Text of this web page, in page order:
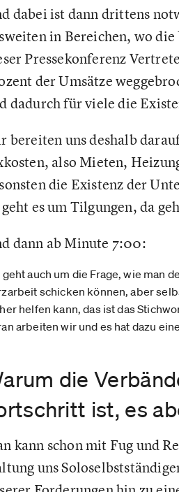
dabei ist dann drittens
in Bereichen, wo
Pressekonferenz
der Umsätze
dadurch für viele die
bereiten uns deshalb
also Mieten,
die Existenz der
es um Tilgungen, da
dann ab Minute 7:00:
geht auch um die Frage, wie man
schicken können, aber
helfen kann, das ist das
arbeiten wir und es hat dazu
die
ist, es
kann schon mit Fug und
uns